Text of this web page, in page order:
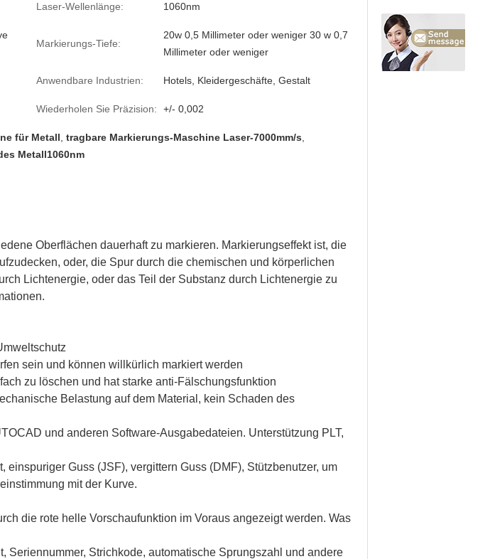
Laser-Wellenlänge: 1060nm
Markierungs-Tiefe:
20w 0,5 Millimeter oder weniger 30 w 0,7
Millimeter oder weniger
Anwendbare Industrien: Hotels, Kleidergeschäfte, Gestalt
Wiederholen Sie Präzision: +/- 0,002
für Metall tragbare Markierungs-Maschine Laser-7000mm/s
Metall1060nm
Oberflächen dauerhaft zu markieren. Markierungseffekt ist, die
oder, die Spur durch die chemischen und körperlichen
Lichtenergie, oder das Teil der Substanz durch Lichtenergie zu
sein und können willkürlich markiert werden
zu löschen und hat starke anti-Fälschungsfunktion
Belastung auf dem Material, kein Schaden des
und anderen Software-Ausgabedateien. Unterstützung PLT,
Guss (JSF), vergittern Guss (DMF), Stützbenutzer, um
mit der Kurve.
die rote helle Vorschaufunktion im Voraus angezeigt werden. Was
Seriennummer, Strichkode, automatische Sprungszahl und andere